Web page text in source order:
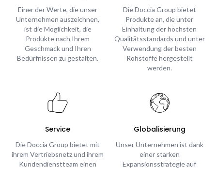
Einer der Werte, die unser
Unternehmen auszeichnen,
ist die Möglichkeit, die
Produkte nach Ihrem
Geschmack und Ihren
Bedürfnissen zu gestalten.
Die Doccia Group bietet
Produkte an, die unter
Einhaltung der höchsten
Qualitätsstandards und unter
Verwendung der besten
Rohstoffe hergestellt
werden.
Service
Die Doccia Group bietet mit
ihrem Vertriebsnetz und ihrem
Kundendienstteam einen
Globalisierung
Unser Unternehmen ist dank
einer starken
Expansionsstrategie auf